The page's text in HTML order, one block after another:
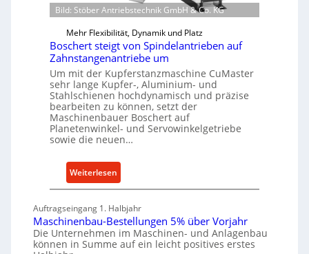
l
e
n
e
i
n
k
z
e
u
g
b
a
u
p
r
z
e
s
e
e
W
i
r
t
s
c
h
a
f
z
e
g
t
s
Bild: Stöber Antriebstechnik GmbH & Co. KG
Mehr Flexibilität, Dynamik und Platz
Boschert steigt von Spindelantrieben auf
Zahnstangenantriebe um
Um mit der Kupferstanzmaschine CuMaster
sehr lange Kupfer-, Aluminium- und
Stahlschienen hochdynamisch und präzise
bearbeiten zu können, setzt der
Maschinenbauer Boschert auf
Planetenwinkel- und Servowinkelgetriebe
sowie die neuen…
Weiterlesen:
B
s
c
h
Auftragseingang 1. Halbjahr
Maschinenbau-Bestellungen 5% über Vorjahr
Die Unternehmen im Maschinen- und Anlagenbau
können in Summe auf ein leicht positives erstes